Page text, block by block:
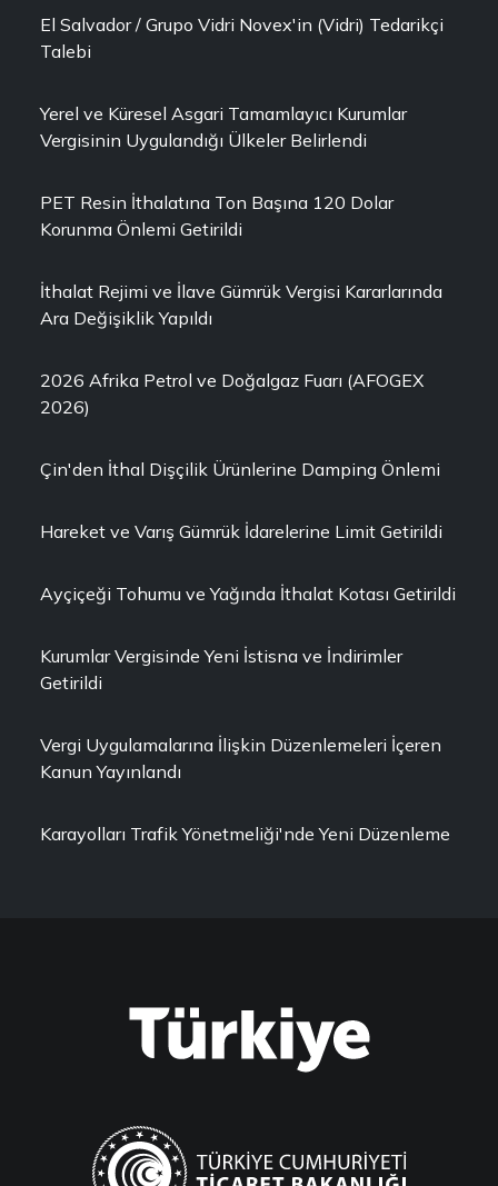
El Salvador / Grupo Vidri Novex'in (Vidri) Tedarikçi
Talebi
Yerel ve Küresel Asgari Tamamlayıcı Kurumlar
Vergisinin Uygulandığı Ülkeler Belirlendi
PET Resin İthalatına Ton Başına 120 Dolar
Korunma Önlemi Getirildi
İthalat Rejimi ve İlave Gümrük Vergisi Kararlarında
Ara Değişiklik Yapıldı
2026 Afrika Petrol ve Doğalgaz Fuarı (AFOGEX
2026)
Çin'den İthal Dişçilik Ürünlerine Damping Önlemi
Hareket ve Varış Gümrük İdarelerine Limit Getirildi
Ayçiçeği Tohumu ve Yağında İthalat Kotası Getirildi
Kurumlar Vergisinde Yeni İstisna ve İndirimler
Getirildi
Vergi Uygulamalarına İlişkin Düzenlemeleri İçeren
Kanun Yayınlandı
Karayolları Trafik Yönetmeliği'nde Yeni Düzenleme